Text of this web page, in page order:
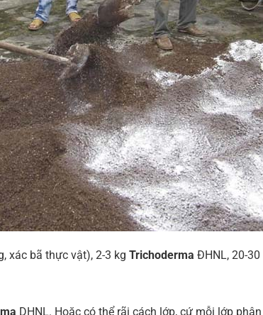
xác bã thực vật), 2-3 kg Trichoderma ĐHNL, 20-
DHNL. Hoặc có thể rãi cách lớp, cứ mỗi lớp